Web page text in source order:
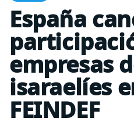
España
empresas
isaraelíes
FEINDEF